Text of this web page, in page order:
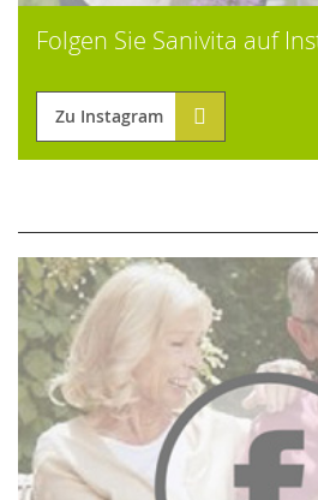
Folgen Sie Sanivita auf
Zu Instagram